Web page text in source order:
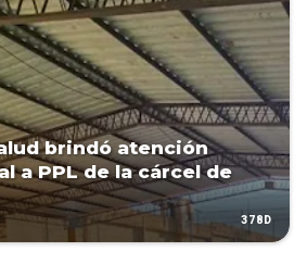
brindó atención
a PPL de la cárcel de
378D